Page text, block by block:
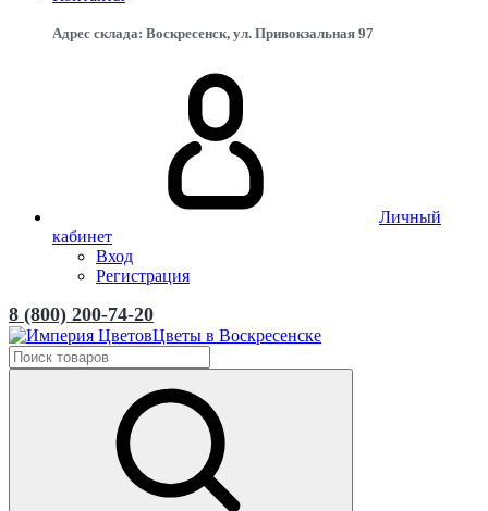
Адрес склада: Воскресенск, ул. Привокзальная 97
Личный
кабинет
Вход
Регистрация
8 (800) 200-74-20
Цветы в Воскресенске